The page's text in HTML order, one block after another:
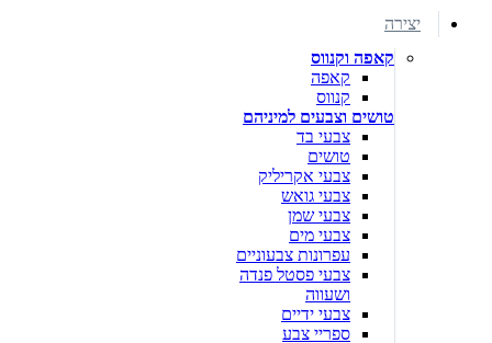
יצירה
קאפה וקנווס
קאפה
קנווס
טושים וצבעים למיניהם
צבעי בד
טושים
צבעי אקריליק
צבעי גואש
צבעי שמן
צבעי מים
עפרונות צבעוניים
צבעי פסטל פנדה
ושעווה
צבעי ידיים
ספריי צבע